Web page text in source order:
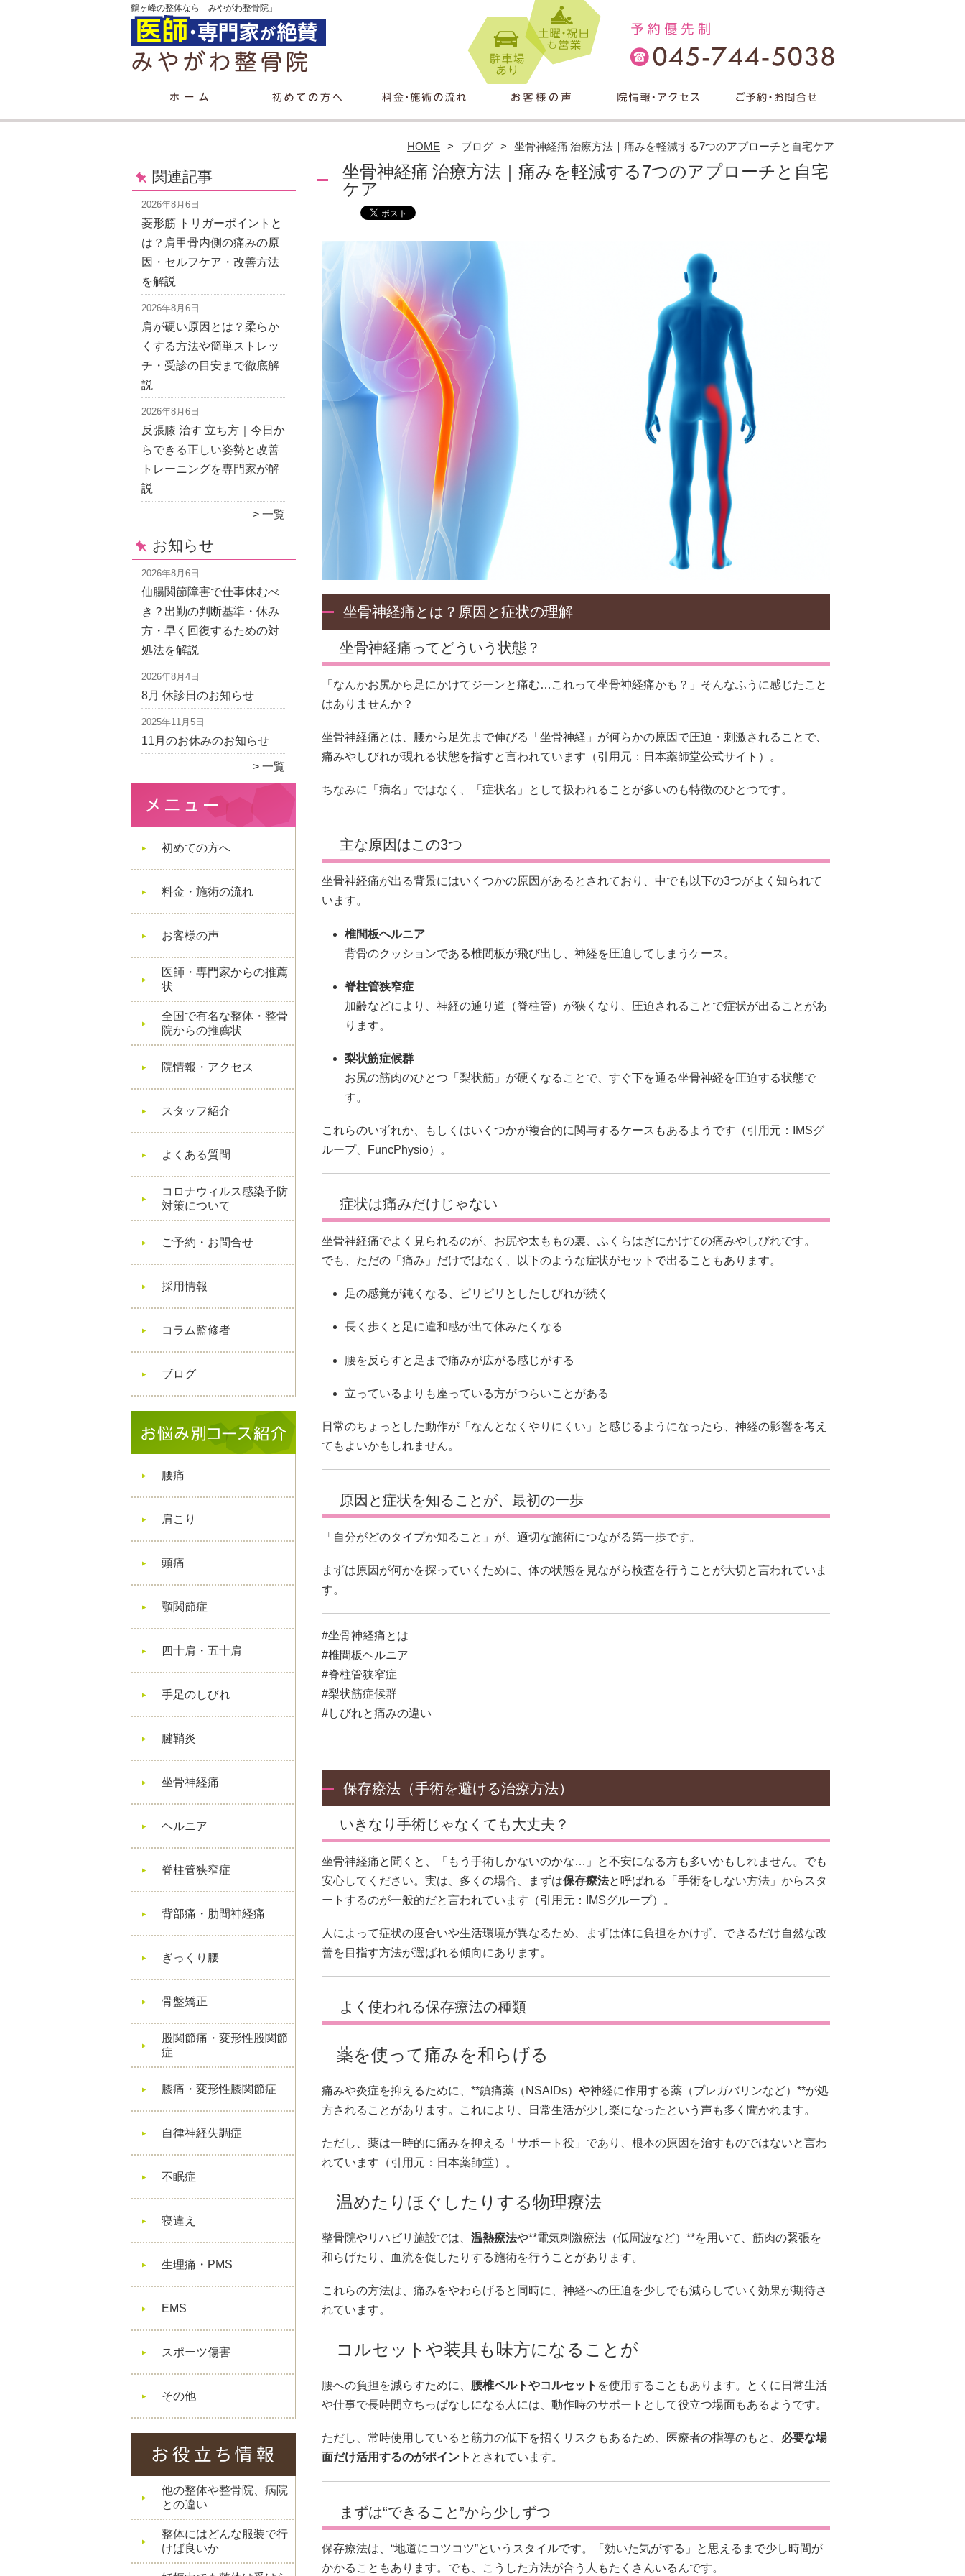
鶴ヶ峰の整体なら「みやがわ整骨院」
HOME ブログ 坐骨神経痛 治療方法｜痛みを軽減する7つのアプローチと自宅ケア
関連記事
2026年8月6日
菱形筋 トリガーポイントと
は？肩甲骨内側の痛みの原
因・セルフケア・改善方法
を解説
2026年8月6日
肩が硬い原因とは？柔らか
くする方法や簡単ストレッ
チ・受診の目安まで徹底解
説
2026年8月6日
反張膝 治す 立ち方｜今日か
らできる正しい姿勢と改善
トレーニングを専門家が解
説
一覧
お知らせ
2026年8月6日
仙腸関節障害で仕事休むべ
き？出勤の判断基準・休み
方・早く回復するための対
処法を解説
2026年8月4日
8月 休診日のお知らせ
2025年11月5日
11月のお休みのお知らせ
一覧
初めての方へ
料金・施術の流れ
お客様の声
医師・専門家からの推薦
状
全国で有名な整体・整骨
院からの推薦状
院情報・アクセス
スタッフ紹介
よくある質問
コロナウィルス感染予防
対策について
ご予約・お問合せ
採用情報
コラム監修者
ブログ
腰痛
肩こり
頭痛
顎関節症
四十肩・五十肩
手足のしびれ
腱鞘炎
坐骨神経痛
ヘルニア
脊柱管狭窄症
背部痛・肋間神経痛
ぎっくり腰
骨盤矯正
股関節痛・変形性股関節
症
膝痛・変形性膝関節症
自律神経失調症
不眠症
寝違え
生理痛・PMS
EMS
スポーツ傷害
その他
他の整体や整骨院、病院
との違い
整体にはどんな服装で行
けば良いか
坐骨神経痛 治療方法｜痛みを軽減する7つのアプローチと自宅
ケア
坐骨神経痛とは？原因と症状の理解
坐骨神経痛ってどういう状態？
「なんかお尻から足にかけてジーンと痛む…これって坐骨神経痛かも？」そんなふうに感じたこと
はありませんか？
坐骨神経痛とは、腰から足先まで伸びる「坐骨神経」が何らかの原因で圧迫・刺激されることで、
痛みやしびれが現れる状態を指すと言われています（引用元： 日本薬師堂公式サイト ）。
ちなみに「病名」ではなく、「症状名」として扱われることが多いのも特徴のひとつです。
主な原因はこの3つ
坐骨神経痛が出る背景にはいくつかの原因があるとされており、中でも以下の3つがよく知られて
います。
椎間板ヘルニア
背骨のクッションである椎間板が飛び出し、神経を圧迫してしまうケース。
脊柱管狭窄症
加齢などにより、神経の通り道（脊柱管）が狭くなり、圧迫されることで症状が出ることがあ
ります。
梨状筋症候群
お尻の筋肉のひとつ「梨状筋」が硬くなることで、すぐ下を通る坐骨神経を圧迫する状態で
す。
これらのいずれか、もしくはいくつかが複合的に関与するケースもあるようです（引用元：
IMSグ
ループ、 FuncPhysio）。
症状は痛みだけじゃない
坐骨神経痛でよく見られるのが、お尻や太ももの裏、ふくらはぎにかけての痛みやしびれです。
でも、ただの「痛み」だけではなく、以下のような症状がセットで出ることもあります。
足の感覚が鈍くなる、ピリピリとしたしびれが続く
長く歩くと足に違和感が出て休みたくなる
腰を反らすと足まで痛みが広がる感じがする
立っているよりも座っている方がつらいことがある
日常のちょっとした動作が「なんとなくやりにくい」と感じるようになったら、神経の影響を考え
てもよいかもしれません。
原因と症状を知ることが、最初の一歩
「自分がどのタイプか知ること」が、適切な施術につながる第一歩です。
まずは原因が何かを探っていくために、体の状態を見ながら検査を行うことが大切と言われていま
す。
#坐骨神経痛とは
#椎間板ヘルニア
#脊柱管狭窄症
#梨状筋症候群
#しびれと痛みの違い
保存療法（手術を避ける治療方法）
いきなり手術じゃなくても大丈夫？
坐骨神経痛と聞くと、「もう手術しかないのかな…」と不安になる方も多いかもしれません。でも
安心してください。実は、多くの場合、まずは保存療法と呼ばれる「手術をしない方法」からスタ
ートするのが一般的だと言われています（引用元：
IMSグループ）。
人によって症状の度合いや生活環境が異なるため、まずは体に負担をかけず、できるだけ自然な改
善を目指す方法が選ばれる傾向にあります。
よく使われる保存療法の種類
薬を使って痛みを和らげる
痛みや炎症を抑えるために、**鎮痛薬（NSAIDs） や神経に作用する薬（プレガバリンなど）**が処
方されることがあります。これにより、日常生活が少し楽になったという声も多く聞かれます。
ただし、薬は一時的に痛みを抑える「サポート役」であり、根本の原因を治すものではないと言わ
れています（引用元： 日本薬師堂）。
温めたりほぐしたりする物理療法
整骨院やリハビリ施設では、 温熱療法や**電気刺激療法（低周波など）**を用いて、筋肉の緊張を
和らげたり、血流を促したりする施術を行うことがあります。
これらの方法は、痛みをやわらげると同時に、神経への圧迫を少しでも減らしていく効果が期待さ
れています。
コルセットや装具も味方になることが
腰への負担を減らすために、 腰椎ベルトやコルセット を使用することもあります。とくに日常生活
や仕事で長時間立ちっぱなしになる人には、動作時のサポートとして役立つ場面もあるようです。
ただし、常時使用していると筋力の低下を招くリスクもあるため、医療者の指導のもと、 必要な場
面だけ活用するのがポイント とされています。
まずは“できること”から少しずつ
保存療法は、“地道にコツコツ”というスタイルです。「効いた気がする」と思えるまで少し時間が
かかることもあります。でも、こうした方法が合う人もたくさんいるんです。